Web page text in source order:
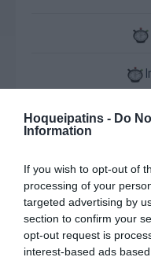
Hoqueipatins - Do
Information
If you wish to opt-out of
processing of your
targeted advertising by
section to confirm your
opt-out request is
interest-based ads
Márcio Fonseca
Timeout CS Noisy Le
Grand RS
Cartão azul Yohann